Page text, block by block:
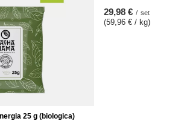
25 g (biologica)
29,98 € / set
(59,96 € / kg)